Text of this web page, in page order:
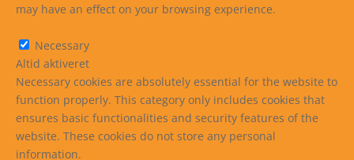
may have an effect on your browsing experience.
Necessary
Altid aktiveret
Necessary cookies are absolutely essential for the website to
function properly. This category only includes cookies that
ensures basic functionalities and security features of the
website. These cookies do not store any personal
information.